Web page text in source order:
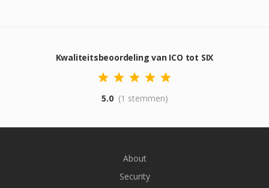
Kwaliteitsbeoordeling van ICO tot SIX
5.0 (1 stemmen)
About
Security